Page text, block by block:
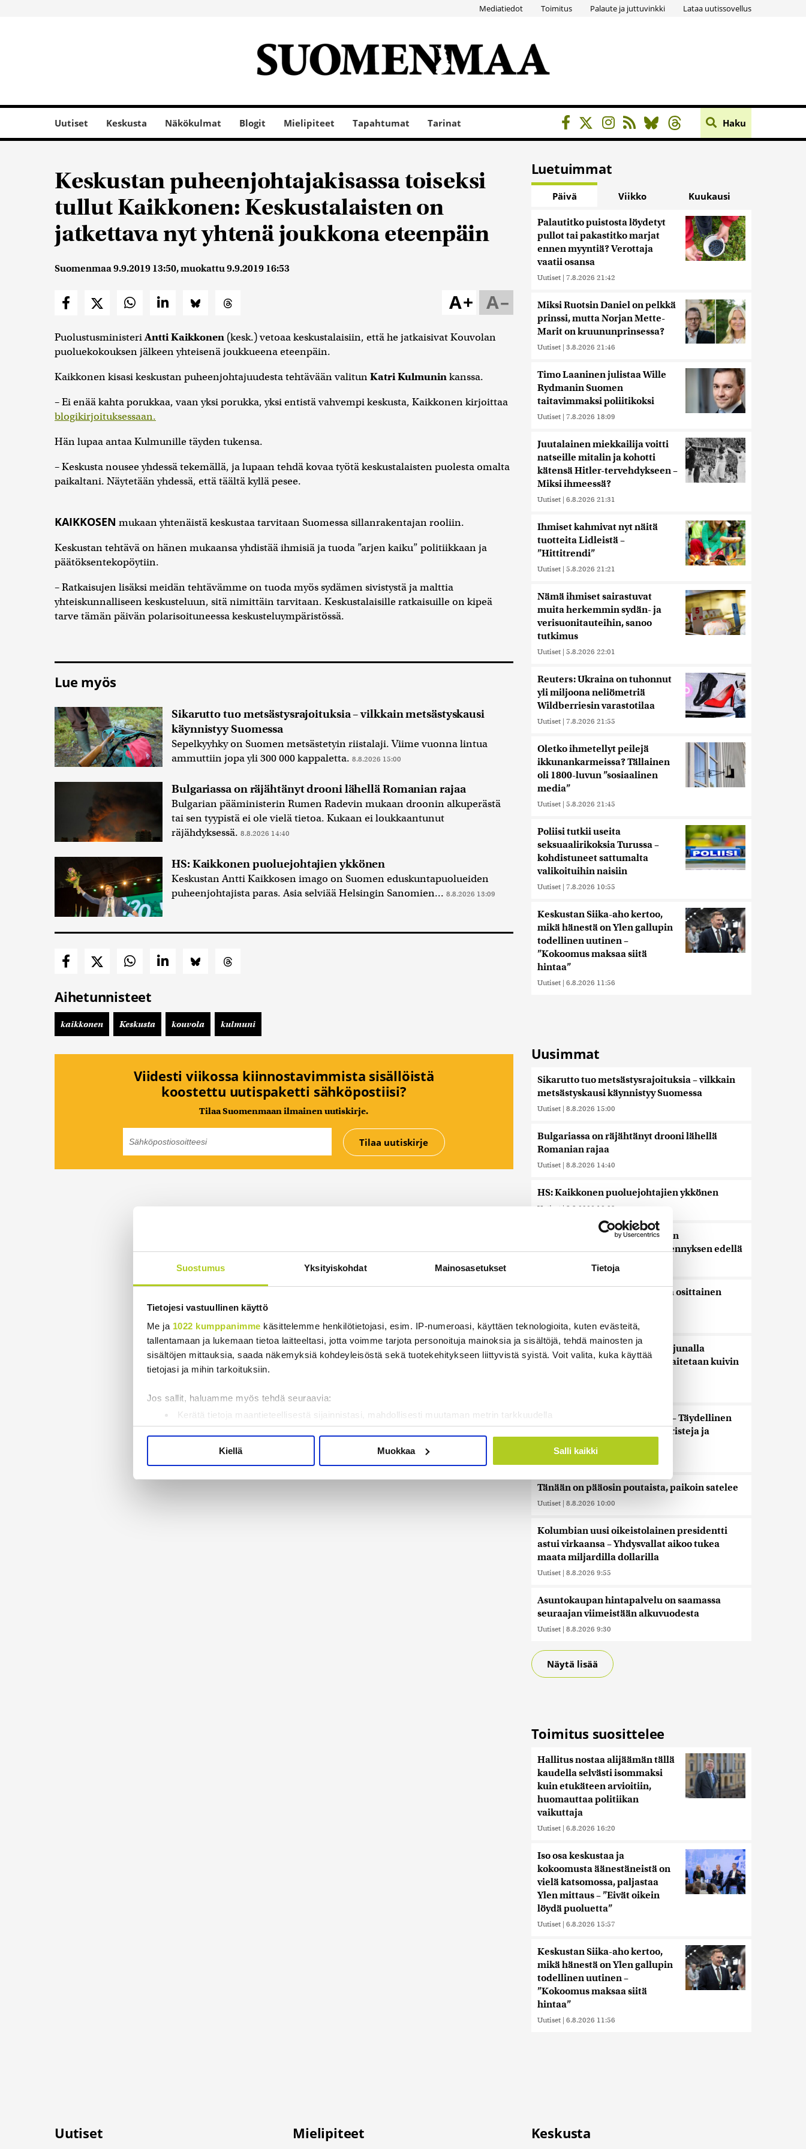
Suostumus Yksityiskohdat Mainosasetukset Tietoja
Tietojesi vastuullinen käyttö
Me ja 1022 kumppanimme käsittelemme henkilötietojasi, esim. IP-numeroasi, käyttäen teknologioita, kuten evästeitä,
tallentamaan ja lukemaan tietoa laitteeltasi, jotta voimme tarjota personoituja mainoksia ja sisältöjä, tehdä mainosten ja
sisältöjen mittauksia, saada näkemyksiä kohdeyleisöstä sekä tuotekehitykseen liittyvistä syistä. Voit valita, kuka käyttää
tietojasi ja mihin tarkoituksiin.
Jos sallit, haluamme myös tehdä seuraavia:
Kerätä tietoja maantieteellisestä sijainnistasi, mahdollisesti muutaman metrin tarkkuudella
Tunnistaa laitteesi skannaamalla sen ominaispiirteitä aktiivisesti (sormenjäljen muodostaminen)
Lue lisää siitä, miten henkilötietojasi käsitellään ja miten voit määrittää asetuksesi
. Voit muuttaa
Käytämme evästeitä tarjoamamme sisällön ja mainosten räätälöimiseen, sosiaalisen median ominaisuuksien tukemiseen
ja kävijämäärämme analysoimiseen. Lisäksi jaamme sosiaalisen median, mainosalan ja analytiikka-alan
olet antanut heille tai joita on kerätty, kun olet käyttänyt heidän palvelujaan. Tietoja saatetaan myös siirtää ulkomaille.
Kiellä Muokkaa Salli kaikki
Mediatiedot Toimitus Palaute ja juttuvinkki Lataa uutissovellus
Uutiset Keskusta Näkökulmat Blogit Mielipiteet Tapahtumat Tarinat Haku
Keskustan puheenjohtajakisassa toiseksi
tullut Kaikkonen: Keskustalaisten on
jatkettava nyt yhtenä joukkona eteenpäin
Suomenmaa9.9.2019 13:50, muokattu9.9.2019 16:53
A–
A+
PuolustusministeriAntti Kaikkonen (kesk.) vetoaa keskustalaisiin, että he jatkaisivat Kouvolan
puoluekokouksen jälkeen yhteisenä joukkueena eteenpäin.
Kaikkonen kisasi keskustan puheenjohtajuudesta tehtävään valitunKatri Kulmuninkanssa.
– Ei enää kahta porukkaa, vaan yksi porukka, yksi entistä vahvempi keskusta, Kaikkonen kirjoittaa
blogikirjoituksessaan.
Hän lupaa antaa Kulmunille täyden tukensa.
– Keskusta nousee yhdessä tekemällä, ja lupaan tehdä kovaa työtä keskustalaisten puolesta omalta
paikaltani. Näytetään yhdessä, että täältä kyllä pesee.
KAIKKOSEN mukaan yhtenäistä keskustaa tarvitaan Suomessa sillanrakentajan rooliin.
Keskustan tehtävä on hänen mukaansa yhdistää ihmisiä ja tuoda ”arjen kaiku” politiikkaan ja
päätöksentekopöytiin.
– Ratkaisujen lisäksi meidän tehtävämme on tuoda myös sydämen sivistystä ja malttia
yhteiskunnalliseen keskusteluun, sitä nimittäin tarvitaan. Keskustalaisille ratkaisuille on kipeä
tarve tämän päivän polarisoituneessa keskusteluympäristössä.
Lue myös
Sikarutto tuo metsästysrajoituksia – vilkkain metsästyskausi
käynnistyy Suomessa
Sepelkyyhky on Suomen metsästetyin riistalaji. Viime vuonna lintua
ammuttiin jopa yli 300 000 kappaletta. 8.8.2026 15:00
Bulgariassa on räjähtänyt drooni lähellä Romanian rajaa
Bulgarian pääministerin Rumen Radevin mukaan droonin alkuperästä
tai sen tyypistä ei ole vielä tietoa. Kukaan ei loukkaantunut
räjähdyksessä. 8.8.2026 14:40
HS: Kaikkonen puoluejohtajien ykkönen
Keskustan Antti Kaikkosen imago on Suomen eduskuntapuolueiden
puheenjohtajista paras. Asia selviää Helsingin Sanomien... 8.8.2026 13:09
Aihetunnisteet
kaikkonen Keskusta kouvola kulmuni
Viidesti viikossa kiinnostavimmista sisällöistä
koostettu uutispaketti sähköpostiisi?
Tilaa Suomenmaan ilmainen uutiskirje.
Luetuimmat
Päivä Viikko Kuukausi
Palautitko puistosta löydetyt
pullot tai pakastitko marjat
ennen myyntiä? Verottaja
vaatii osansa
Uutiset | 7.8.2026 21:42
Miksi Ruotsin Daniel on pelkkä
prinssi, mutta Norjan Mette-
Marit on kruununprinsessa?
Uutiset | 3.8.2026 21:46
Timo Laaninen julistaa Wille
Rydmanin Suomen
taitavimmaksi poliitikoksi
Uutiset | 7.8.2026 18:09
Juutalainen miekkailija voitti
natseille mitalin ja kohotti
kätensä Hitler-tervehdykseen –
Miksi ihmeessä?
Uutiset | 6.8.2026 21:31
Ihmiset kahmivat nyt näitä
tuotteita Lidleistä –
”Hittitrendi”
Uutiset | 5.8.2026 21:21
Nämä ihmiset sairastuvat
muita herkemmin sydän- ja
verisuonitauteihin, sanoo
tutkimus
Uutiset | 5.8.2026 22:01
Reuters: Ukraina on tuhonnut
yli miljoona neliömetriä
Wildberriesin varastotilaa
Uutiset | 7.8.2026 21:55
Oletko ihmetellyt peilejä
ikkunankarmeissa? Tällainen
oli 1800-luvun ”sosiaalinen
media”
Uutiset | 5.8.2026 21:45
Poliisi tutkii useita
seksuaalirikoksia Turussa –
kohdistuneet sattumalta
valikoituihin naisiin
Uutiset | 7.8.2026 10:55
Keskustan Siika-aho kertoo,
mikä hänestä on Ylen gallupin
todellinen uutinen –
”Kokoomus maksaa siitä
hintaa”
Uutiset | 6.8.2026 11:56
Uusimmat
Sikarutto tuo metsästysrajoituksia – vilkkain
metsästyskausi käynnistyy Suomessa
Uutiset | 8.8.2026 15:00
Bulgariassa on räjähtänyt drooni lähellä
Romanian rajaa
Uutiset | 8.8.2026 14:40
HS: Kaikkonen puoluejohtajien ykkönen
Uutiset | 8.8.2026 13:09
Ursa on myynyt ennätysmäärän
pimennyslaseja auringonpimennyksen edellä
8.8.2026 11:31
Suomessa näkyy keskiviikkona osittainen
Uutiset 8.8.2026 11:30
Ensi viikolla Suomesta pääsee junalla
Haaparantaan, mutta matka taitetaan kuivin
”Se tuntuu maailmanlopulta” – Täydellinen
auringonpimennys kiehtoo turisteja ja
paljastaa uutta tutkijoille
Tänään on pääosin poutaista, paikoin satelee
Uutiset | 8.8.2026 10:00
Kolumbian uusi oikeistolainen presidentti
astui virkaansa – Yhdysvallat aikoo tukea
maata miljardilla dollarilla
Uutiset | 8.8.2026 9:55
Asuntokaupan hintapalvelu on saamassa
seuraajan viimeistään alkuvuodesta
Uutiset | 8.8.2026 9:30
Näytä lisää
Toimitus suosittelee
Hallitus nostaa alijäämän tällä
kaudella selvästi isommaksi
kuin etukäteen arvioitiin,
huomauttaa politiikan
vaikuttaja
Uutiset | 6.8.2026 16:20
Iso osa keskustaa ja
kokoomusta äänestäneistä on
vielä katsomossa, paljastaa
Ylen mittaus – ”Eivät oikein
löydä puoluetta”
Uutiset | 6.8.2026 15:57
Keskustan Siika-aho kertoo,
mikä hänestä on Ylen gallupin
todellinen uutinen –
”Kokoomus maksaa siitä
hintaa”
Uutiset | 6.8.2026 11:56
Uutiset Mielipiteet Keskusta